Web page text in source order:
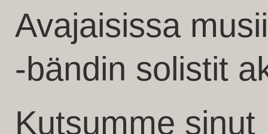
Avajaisissa
-bändin solistit
Kutsumme sinut